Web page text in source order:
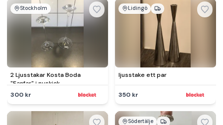
Stockholm
2 Ljusstakar Kosta Boda
"Fanfar" i nyskick
300 kr
Lidingö
ljusstake ett par
350 kr
Södertälje